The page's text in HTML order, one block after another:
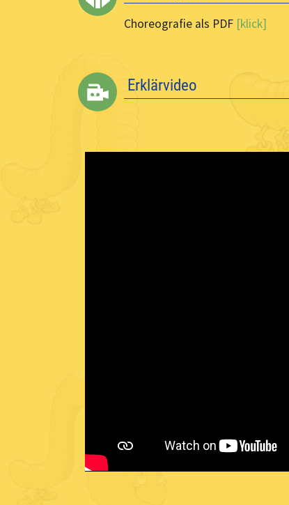
Choreografie als PDF [klick]
Erklärvideo